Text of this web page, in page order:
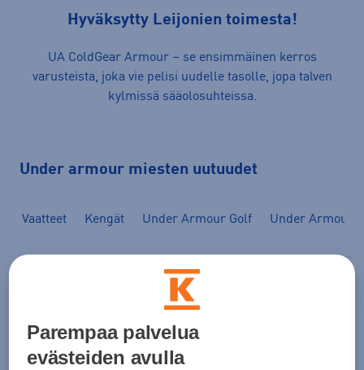
Hyväksytty Leijonien toimesta!
UA ColdGear Armour – se ensimmäinen kerros
varusteista, joka vie pelisi uudelle tasolle, jopa talven
kylmissä sääolosuhteissa.
Under armour miesten uutuudet
Vaatteet Kengät Under Armour Golf Under Armour
Kategoria
-12%
Parempaa palvelua
evästeiden avulla